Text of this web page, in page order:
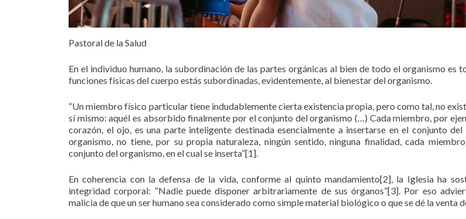
Pastoral de la Salud
En el individuo humano, la subordinación de las partes orgánicas al bien de todo el organismo es
funciones físicas del cuerpo estás subordinadas, evidentemente, al bienestar del organismo.
“Un miembro físico particular tiene indudablemente cierta existencia propia, pero como tal, no
sí mismo: aquél es absorbido finalmente por el conjunto del organismo (…) Cada miembro, por
corazón, el ojo, es una parte inteligente destinada esencialmente a insertarse en el conjunto del
organismo, no tiene, por su propia naturaleza, ningún sentido, ninguna finalidad, cada
conjunto del organismo, en el cual se inserta”[1].
En coherencia con la defensa de la vida, conforme al quinto mandamiento[2], la Iglesia ha
integridad corporal: “Nadie puede disponer arbitrariamente de sus órganos”[3]. Por eso
malicia de que un ser humano sea considerado como simple material biológico o que se dé la venta